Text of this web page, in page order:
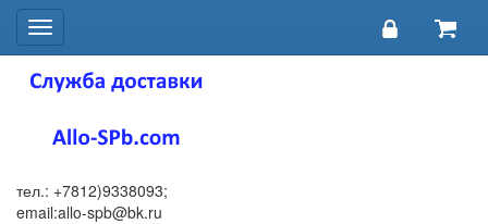
Toggle
navigation
тел.: +7812)9338093;
email:allo-spb@bk.ru